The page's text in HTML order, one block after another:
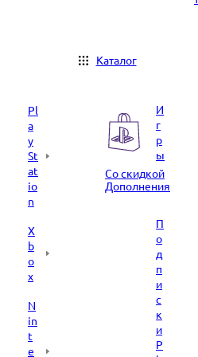
Каталог
Pl
a
y
St
at
io
n
X
b
o
x
N
in
t
e
И
г
р
ы
Со скидкой
Дополнения
П
о
д
п
и
с
к
и
P